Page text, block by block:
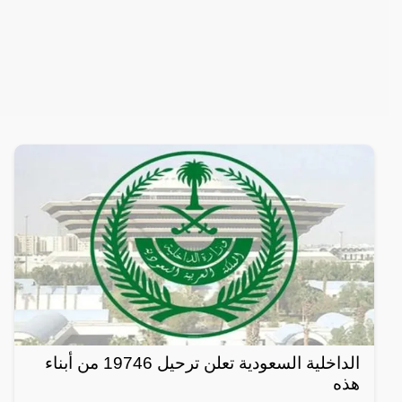
الداخلية السعودية تعلن ترحيل 19746 من أبناء
هذه